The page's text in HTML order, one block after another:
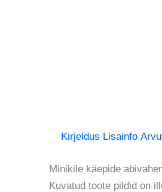
Kirjeldus Lisainfo
Minikile käepide
Kuvatud toote pildid on